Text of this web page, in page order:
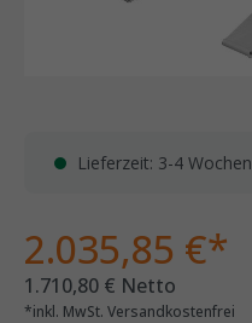
Lieferzeit: 3-4 Wochen
2.035,85 €*
1.710,80 € Netto
*inkl. MwSt. Versandkostenfrei